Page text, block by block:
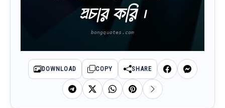
প্রচার করি ।
DOWNLOAD COPY SHARE